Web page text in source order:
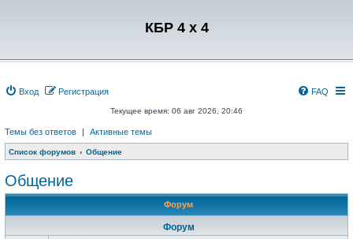
КБР 4 x 4
Вход Регистрация FAQ
Текущее время: 06 авг 2026, 20:46
Темы без ответов | Активные темы
Список форумов Общение
Общение
Форум
Форум